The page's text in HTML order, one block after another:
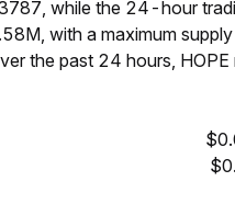
while the 24-hour
with a maximum
the past 24 hours,